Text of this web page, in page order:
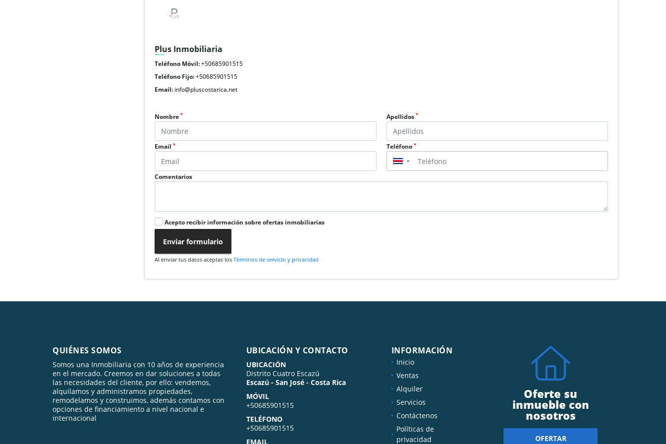
Plus Inmobiliaria
Teléfono Móvil:+50685901515
Teléfono Fijo:+50685901515
Email: info@pluscostarica.net
Nombre* Apellidos *
Email* Teléfono *
▼
Comentarios
Acepto recibir información sobre ofertas inmobiliarias
Enviar formulario
Al enviar tus datos aceptas losTérminos de servicio y privacidad
QUIÉNES SOMOS
Somos una Inmobiliaria con 10 años de experiencia
en el mercado. Creemos en dar soluciones a todas
las necesidades del cliente, por ello: vendemos,
alquilamos y administramos propiedades,
remodelamos y construimos, además contamos con
opciones de financiamiento a nivel nacional e
internacional
UBICACIÓN Y CONTACTO
UBICACIÓN
Distrito Cuatro Escazú
Escazú - San José - Costa Rica
MÓVIL
+50685901515
TELÉFONO
+50685901515
EMAIL
INFORMACIÓN
Inicio
Ventas
Alquiler
Servicios
Contáctenos
Políticas de
privacidad
Oferte su
inmueble con
nosotros
OFERTAR